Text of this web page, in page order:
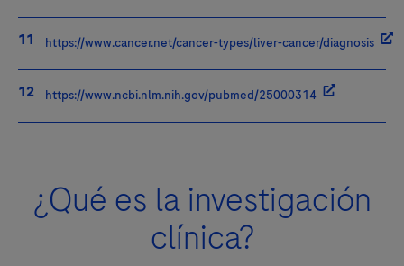
https://www.cancer.net/cancer-types/liver-cancer/diagnosis
https://www.ncbi.nlm.nih.gov/pubmed/25000314
¿Qué es la investigación
clínica?